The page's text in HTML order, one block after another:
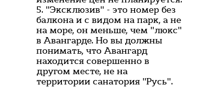
5. "Эксклюзив" - это номер без
балкона и с видом на парк, а не
на море, он меньше, чем "люкс"
в Авангарде. Но вы должны
понимать, что Авангард
находится совершенно в
другом месте, не на
территории санатория "Русь".